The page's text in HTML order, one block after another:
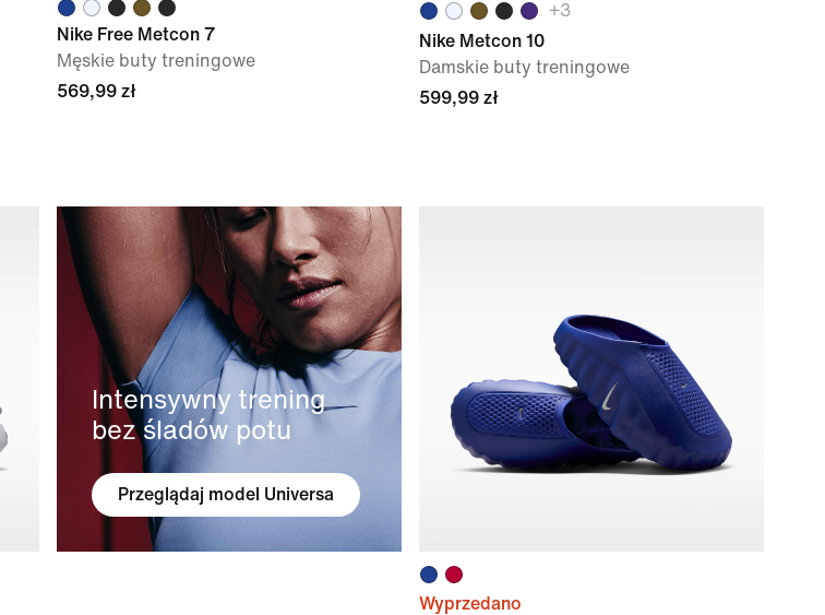
Nike Free Metcon 7
Męskie buty treningowe
569,99 zł
+3
Nike Metcon 10
Damskie buty treningowe
599,99 zł
Intensywny trening
bez śladów potu
Przeglądaj model Universa
Wyprzedano